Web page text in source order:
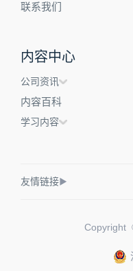
联系我们
内容中心
公司资讯
内容百科
学习内容
友情链接▶
Copyright